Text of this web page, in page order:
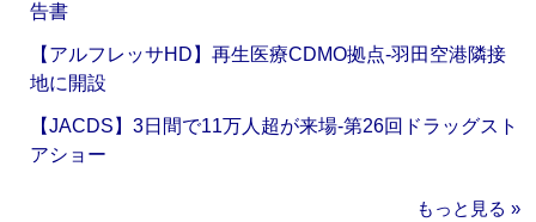
告書
【アルフレッサHD】再生医療CDMO拠点‐羽田空港隣接
地に開設
【JACDS】3日間で11万人超が来場‐第26回ドラッグスト
アショー
もっと見る »